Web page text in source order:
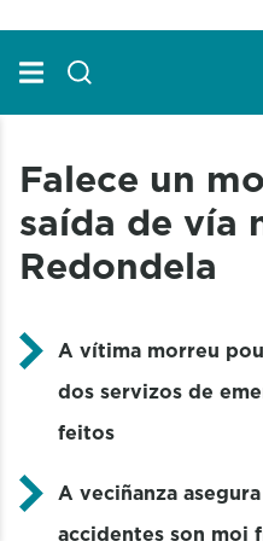
Falece un
saída de vía
Redondela
A vítima morreu
dos servizos de
feitos
A veciñanza
accidentes son moi